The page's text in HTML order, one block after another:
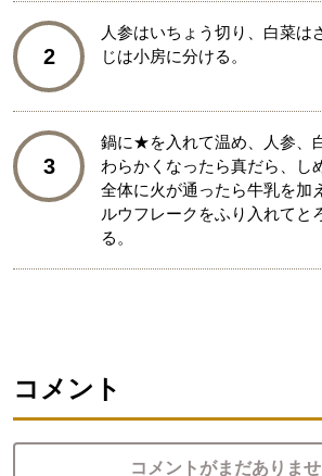
2
人参はいちょう切り、白菜は
じは小房に分ける。
3
鍋に★を入れて温め、人参、
わらかくなったら真だら、し
全体に火が通ったら牛乳を加
ルウフレークをふり入れてと
る。
コメント
コメントがまだありませ